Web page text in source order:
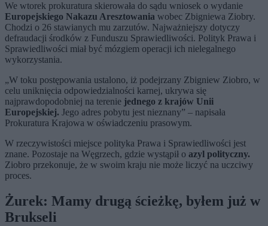
We wtorek prokuratura skierowała do sądu wniosek o wydanie
Europejskiego Nakazu Aresztowania wobec Zbigniewa Ziobry.
Chodzi o 26 stawianych mu zarzutów. Najważniejszy dotyczy
defraudacji środków z Funduszu Sprawiedliwości. Polityk Prawa i
Sprawiedliwości miał być mózgiem operacji ich nielegalnego
wykorzystania.
„W toku postępowania ustalono, iż podejrzany Zbigniew Ziobro, w
celu uniknięcia odpowiedzialności karnej, ukrywa się
najprawdopodobniej na terenie jednego z krajów Unii
Europejskiej. Jego adres pobytu jest nieznany” – napisała
Prokuratura Krajowa w oświadczeniu prasowym.
W rzeczywistości miejsce polityka Prawa i Sprawiedliwości jest
znane. Pozostaje na Węgrzech, gdzie wystąpił o azyl polityczny.
Ziobro przekonuje, że w swoim kraju nie może liczyć na uczciwy
proces.
Żurek: Mamy drugą ścieżkę, byłem już w
Brukseli